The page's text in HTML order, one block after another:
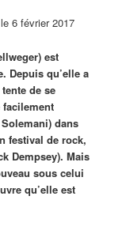
6 février 2017
est
Depuis qu’elle a
de se
dans
festival de rock,
Dempsey). Mais
sous celui
qu’elle est